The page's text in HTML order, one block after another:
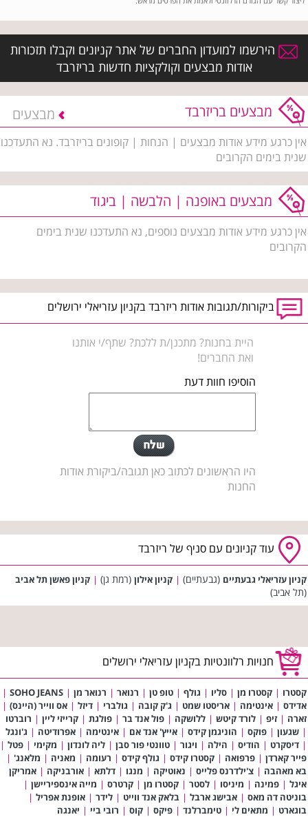
הירשמו למועדון החברים של אתר קניונים וקבלו תזכורות
אודות מבצעים וקולקציות חדשות בריזרבד
מבצעים בריזרבד מבצעים
אין כרגע מידע אודות מבצעים | הנחות | קופונים בריזרבד. נא התעדכנו
שנית בימים הקרובים
מבצעים באופנה | הלבשה | ביגוד
אין כרגע מידע אודות מבצעים נוספים, נא התעדכנו שנית בימים
הקרובים
ביקורות/תגובות אודות ריזרבד בקניון עזריאלי ירושלים
היית בחנות? מתכנן/ת ללכת? שתף/י אותנו
ואת החברים!
הוסיפו חוות דעת
היו הראשונים לכתוב כאן תגובה/ביקורת אודות
החנות
עוד קניונים עם סניף של ריזרבד
קניון עזריאלי גבעתיים (גבעתיים) | קניון אילון (רמת גן) | קניון פאשן תל אביב
(תל אביב)
חנויות רלוונטיות בקניון עזריאלי ירושלים
קסטרו | קסטרו מן | סליו | גולף | טופ טן | רנואר | רנואר מן |
SOHO JEANS
|
אדידס | אינטימה | אריסטו שמט | ג'ק קובה | גולברי | דיזל | אס ווייר (היינס) |
זארה | זיפ | לורד קיטש | ללושקה | פול אנד בר | פולגת | קרייזי ליין | רוברטו
| שגעון | פוקס | הוניגמן קידס | אייץ' אנד אם | אינטימה | אפרודיטה | ג'ונגל
| דיסקרט | הודיס | הילה | ויגור | טוונטי פור סבן | ליה לונדון | מקימי | פטל |
פייר קארדן | פרפואה | קסטרו קידס | גולף קידס | רעומה | מאניה | מלאנג' |
בא מאהבה | צ'ילדרנס פלייס | נאוטיקה | מנגו | דלתא | אורבניקה | אמריקן
איגל | פמינה | מיניסו | לסטר | קסטרו מן | קרטרס | מייה אינספיריישן |
בוניטה דה מאס | אבישג ארבל | בלאק אנד ווייט | לידר | אופנת אפריל |
בוגארט | מתאים לי | טימברלנד | פיקס | קוס | רובי ביי | יאנגה